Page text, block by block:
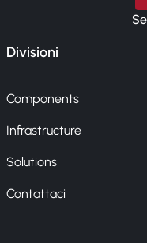
Divisioni
Components
Infrastructure
Solutions
Contattaci